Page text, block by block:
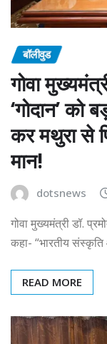
बॉलीवुड
गोवा
‘गोदान’ को
कर मथुरा से
मान!
dotsnews
गोवा मुख्यमंत्री डॉ.
कहा- “भारतीय
READ MORE